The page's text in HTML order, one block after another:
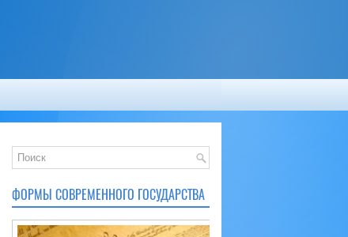
ФОРМЫ СОВРЕМЕННОГО ГОСУДАРСТВА